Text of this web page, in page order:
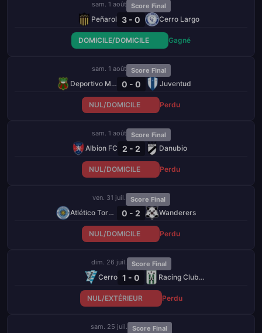
sam. 1 août Score Final
Peñarol 3 - 0 Cerro Largo
DOMICILE/DOMICILE Gagné
sam. 1 août Score Final
Deportivo Maldonado 0 - 0 Juventud
NUL/DOMICILE Perdu
sam. 1 août Score Final
Albion FC 2 - 2 Danubio
NUL/DOMICILE Perdu
ven. 31 juil. Score Final
Atlético Torque 0 - 2 Wanderers
NUL/DOMICILE Perdu
dim. 26 juil. Score Final
Cerro 1 - 0 Racing Club de Montevideo
NUL/EXTÉRIEUR Perdu
sam. 25 juil. Score Final